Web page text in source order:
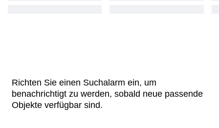
Richten Sie einen Suchalarm ein, um
benachrichtigt zu werden, sobald neue passende
Objekte verfügbar sind.